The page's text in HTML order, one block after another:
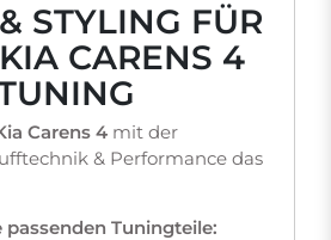
STYLING FÜR
CARENS 4
Carens 4 mit der
& Performance das
Tuningteile: